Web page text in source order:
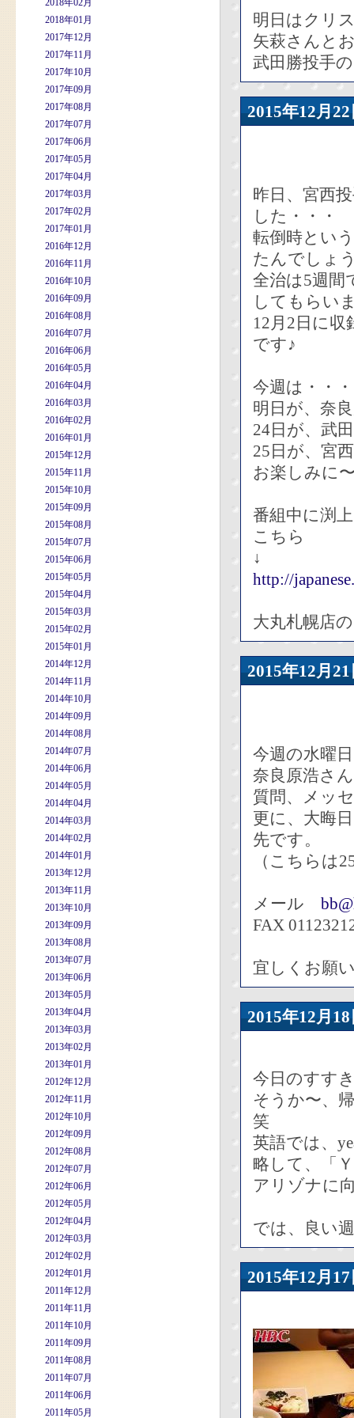
2018年02月
2018年01月
2017年12月
2017年11月
2017年10月
2017年09月
2017年08月
2017年07月
2017年06月
2017年05月
2017年04月
2017年03月
2017年02月
2017年01月
2016年12月
2016年11月
2016年10月
2016年09月
2016年08月
2016年07月
2016年06月
2016年05月
2016年04月
2016年03月
2016年02月
2016年01月
2015年12月
2015年11月
2015年10月
2015年09月
2015年08月
2015年07月
2015年06月
2015年05月
2015年04月
2015年03月
2015年02月
2015年01月
2014年12月
2014年11月
2014年10月
2014年09月
2014年08月
2014年07月
2014年06月
2014年05月
2014年04月
2014年03月
2014年02月
2014年01月
2013年12月
2013年11月
2013年10月
2013年09月
2013年08月
2013年07月
2013年06月
2013年05月
2013年04月
2013年03月
2013年02月
2013年01月
2012年12月
2012年11月
2012年10月
2012年09月
2012年08月
2012年07月
2012年06月
2012年05月
2012年04月
2012年03月
2012年02月
2012年01月
2011年12月
2011年11月
2011年10月
2011年09月
2011年08月
2011年07月
2011年06月
2011年05月
明日はクリ
矢萩さんと
武田勝投手
2015年12
昨日、宮西
した・・・
転倒時とい
たんでしょ
全治は5週間
してもらい
12月2日に
です♪
今週は・・・
明日が、奈
24日が、武
25日が、宮
お楽しみに
番組中に渕
こちら
↓
http://
大丸札幌店
2015年12
今週の水曜日
奈良原浩さ
質問、メッ
更に、大晦
先です。
（こちらは
メール
FAX
宜しくお願
2015年12
今日のすす
そうか〜、
笑
英語では、
略して、「
アリゾナに
では、良い
2015年12